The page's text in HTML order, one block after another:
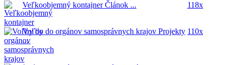
Veľkoobjemný kontajnerČlánok ... 118x
Voľby do orgánov samosprávnych krajov Projekty
...
110x